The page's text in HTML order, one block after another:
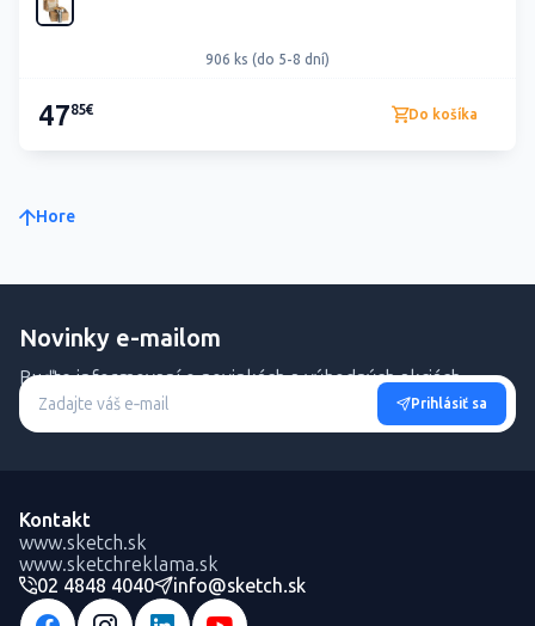
906 ks (do 5-8 dní)
4785€ Do košíka
Hore
Novinky e-mailom
Buďte informovaní o novinkách a výhodných akciách.
Prihlásiť sa
Kontakt
www.sketch.sk
www.sketchreklama.sk
02 4848 4040
info@sketch.sk